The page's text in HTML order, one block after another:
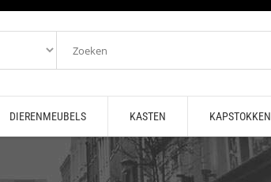
DIERENMEUBELS KASTEN KAPSTOKKEN